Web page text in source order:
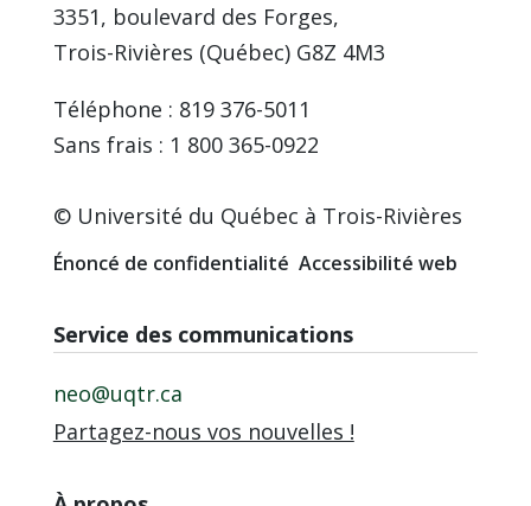
3351, boulevard des Forges,
Trois-Rivières (Québec) G8Z 4M3
Téléphone : 819 376-5011
Sans frais : 1 800 365-0922
© Université du Québec à Trois-Rivières
Énoncé de confidentialité Accessibilité web
Service des communications
neo@uqtr.ca
Partagez-nous vos nouvelles !